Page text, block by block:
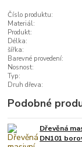
Číslo produktu:
Materiál:
Produkt:
Délka:
šířka:
Barevné provedení:
Nosnost:
Typ:
Druh dřeva:
Podobné
Dřevěná
DN101